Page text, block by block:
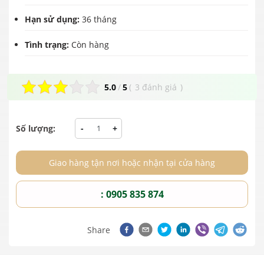
Hạn sử dụng: 36 tháng
Tình trạng: Còn hàng
5.0/5( 3 đánh giá )
Số lượng: - +
Giao hàng tận nơi hoặc nhận tại cửa hàng
: 0905 835 874
Share